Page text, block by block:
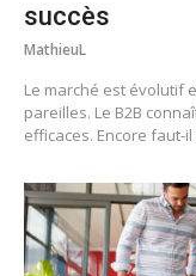
succès
MathieuL
Le marché est évolutif
pareilles. Le B2B
efficaces. Encore faut-